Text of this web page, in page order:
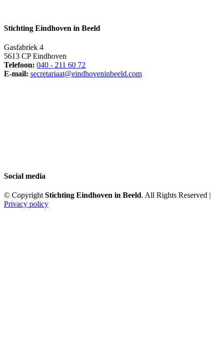
Stichting Eindhoven in Beeld
Gasfabriek 4
5613 CP Eindhoven
Telefoon: 040 - 211 60 72
E-mail: secretariaat@eindhoveninbeeld.com
Social media
© CopyrightStichting Eindhoven in Beeld. All Rights Reserved |
Privacy policy